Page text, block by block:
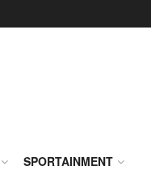
SPORTAINMENT